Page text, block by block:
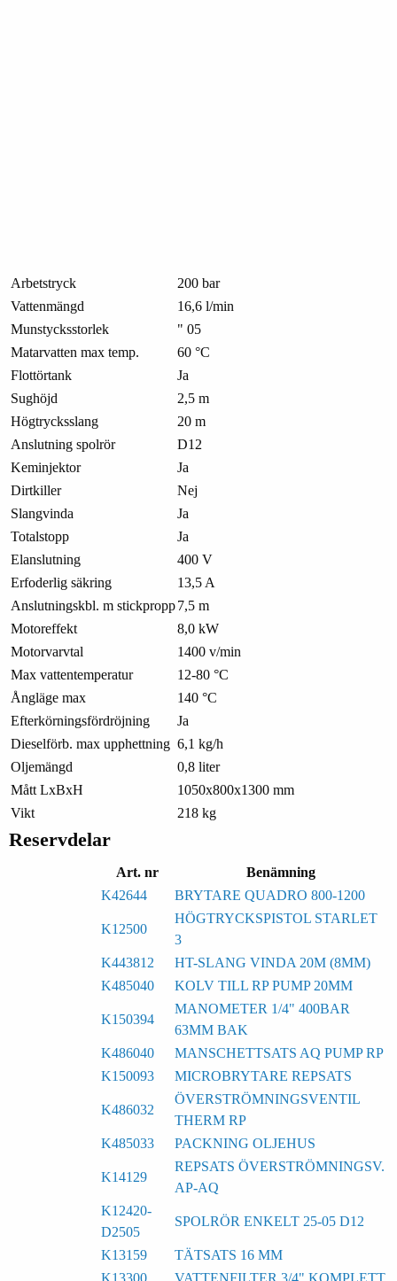
Arbetstryck
200 bar
Vattenmängd
16,6 l/min
Munstycksstorlek
" 05
Matarvatten max temp.
60 °C
Flottörtank
Ja
Sughöjd
2,5 m
Högtrycksslang
20 m
Anslutning spolrör
D12
Keminjektor
Ja
Dirtkiller
Nej
Slangvinda
Ja
Totalstopp
Ja
Elanslutning
400 V
Erfoderlig säkring
13,5 A
Anslutningskbl. m stickpropp7,5 m
Motoreffekt
8,0 kW
Motorvarvtal
1400 v/min
Max vattentemperatur
12-80 °C
Ångläge max
140 °C
Efterkörningsfördröjning
Ja
Dieselförb. max upphettning 6,1 kg/h
Oljemängd
0,8 liter
Mått LxBxH
1050x800x1300 mm
Vikt
218 kg
Reservdelar
Art. nr
Benämning
K42644
BRYTARE QUADRO 800-1200
K12500
HÖGTRYCKSPISTOL STARLET
3
K443812
HT-SLANG VINDA 20M (8MM)
K485040
KOLV TILL RP PUMP 20MM
K150394
MANOMETER 1/4" 400BAR
63MM BAK
K486040
MANSCHETTSATS AQ PUMP RP
K150093
MICROBRYTARE REPSATS
K486032
ÖVERSTRÖMNINGSVENTIL
THERM RP
K485033
PACKNING OLJEHUS
K14129
REPSATS ÖVERSTRÖMNINGSV.
AP-AQ
K12420-
D2505
SPOLRÖR ENKELT 25-05 D12
K13159
TÄTSATS 16 MM
K13300
VATTENFILTER 3/4" KOMPLETT